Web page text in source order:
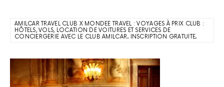
AMILCAR TRAVEL CLUB X MONDEE TRAVEL : VOYAGES À PRIX CLUB :
HÔTELS, VOLS, LOCATION DE VOITURES ET SERVICES DE
CONCIERGERIE AVEC LE CLUB AMILCAR. INSCRIPTION GRATUITE.